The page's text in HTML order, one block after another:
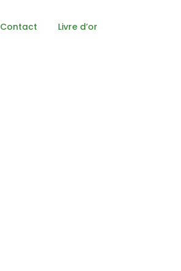
Contact Livre d’or